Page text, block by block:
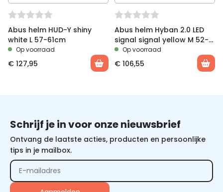
Abus helm HUD-Y shiny
white L 57-61cm
Op voorraad
€ 127,95
Abus helm Hyban 2.0 LED
signal signal yellow M 52-
58 cm
Op voorraad
€ 106,55
Schrijf je in voor onze nieuwsbrief
Ontvang de laatste acties, producten en persoonlijke
tips in je mailbox.